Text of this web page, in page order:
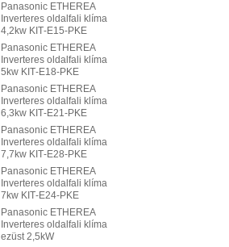
Panasonic ETHEREA
Inverteres oldalfali klíma
4,2kw KIT‐E15‐PKE
Panasonic ETHEREA
Inverteres oldalfali klíma
5kw KIT‐E18‐PKE
Panasonic ETHEREA
Inverteres oldalfali klíma
6,3kw KIT‐E21‐PKE
Panasonic ETHEREA
Inverteres oldalfali klíma
7,7kw KIT‐E28‐PKE
Panasonic ETHEREA
Inverteres oldalfali klíma
7kw KIT‐E24‐PKE
Panasonic ETHEREA
Inverteres oldalfali klíma
ezüst 2,5kW